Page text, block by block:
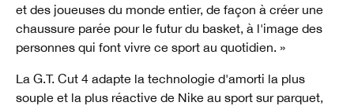
et des joueuses du monde entier, de façon à créer une
chaussure parée pour le futur du basket, à l'image des
personnes qui font vivre ce sport au quotidien. »
La G.T. Cut 4 adapte la technologie d'amorti la plus
souple et la plus réactive de Nike au sport sur parquet,